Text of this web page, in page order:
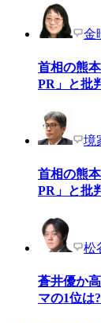
金
首相の熊
PR」と批
境
首相の熊
PR」と批
松
蒼井優か
マの1位は?